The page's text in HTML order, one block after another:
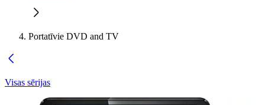
Portatīvie DVD and TV
Visas sērijas